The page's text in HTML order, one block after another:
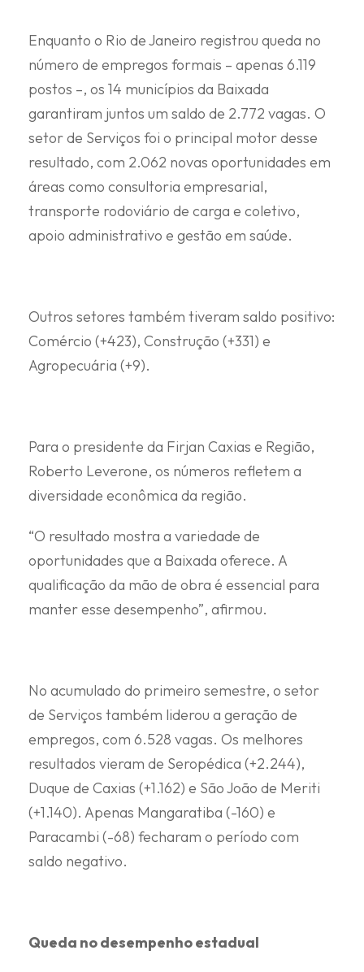
Enquanto o Rio de Janeiro registrou queda no
número de empregos formais – apenas 6.119
postos –, os 14 municípios da Baixada
garantiram juntos um saldo de 2.772 vagas. O
setor de Serviços foi o principal motor desse
resultado, com 2.062 novas oportunidades em
áreas como consultoria empresarial,
transporte rodoviário de carga e coletivo,
apoio administrativo e gestão em saúde.
Outros setores também tiveram saldo positivo:
Comércio (+423), Construção (+331) e
Agropecuária (+9).
Para o presidente da Firjan Caxias e Região,
Roberto Leverone, os números refletem a
diversidade econômica da região.
“O resultado mostra a variedade de
oportunidades que a Baixada oferece. A
qualificação da mão de obra é essencial para
manter esse desempenho”, afirmou.
No acumulado do primeiro semestre, o setor
de Serviços também liderou a geração de
empregos, com 6.528 vagas. Os melhores
resultados vieram de Seropédica (+2.244),
Duque de Caxias (+1.162) e São João de Meriti
(+1.140). Apenas Mangaratiba (-160) e
Paracambi (-68) fecharam o período com
saldo negativo.
Queda no desempenho estadual